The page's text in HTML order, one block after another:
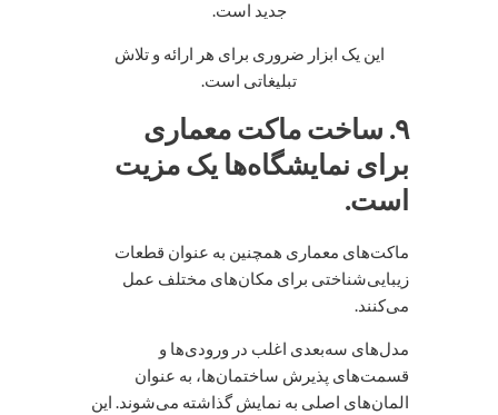
جدید است.
این یک ابزار ضروری برای هر ارائه و تلاش
تبلیغاتی است.
۹. ساخت ماکت معماری
برای نمایشگاه‌ها یک مزیت
است.
ماکت‌های معماری همچنین به عنوان قطعات
زیبایی‌شناختی برای مکان‌های مختلف عمل
می‌کنند.
مدل‌های سه‌بعدی اغلب در ورودی‌ها و
قسمت‌های پذیرش ساختمان‌ها، به عنوان
المان‌های اصلی به نمایش گذاشته می‌شوند. این